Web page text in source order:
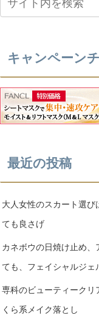
キャンペーン
最近の投稿
大人女性のスカート選び
ても良さげ
カネボウの日焼け止め、
ても、フェイシャルジェ
専科のビューティークリ
くら系メイク落とし